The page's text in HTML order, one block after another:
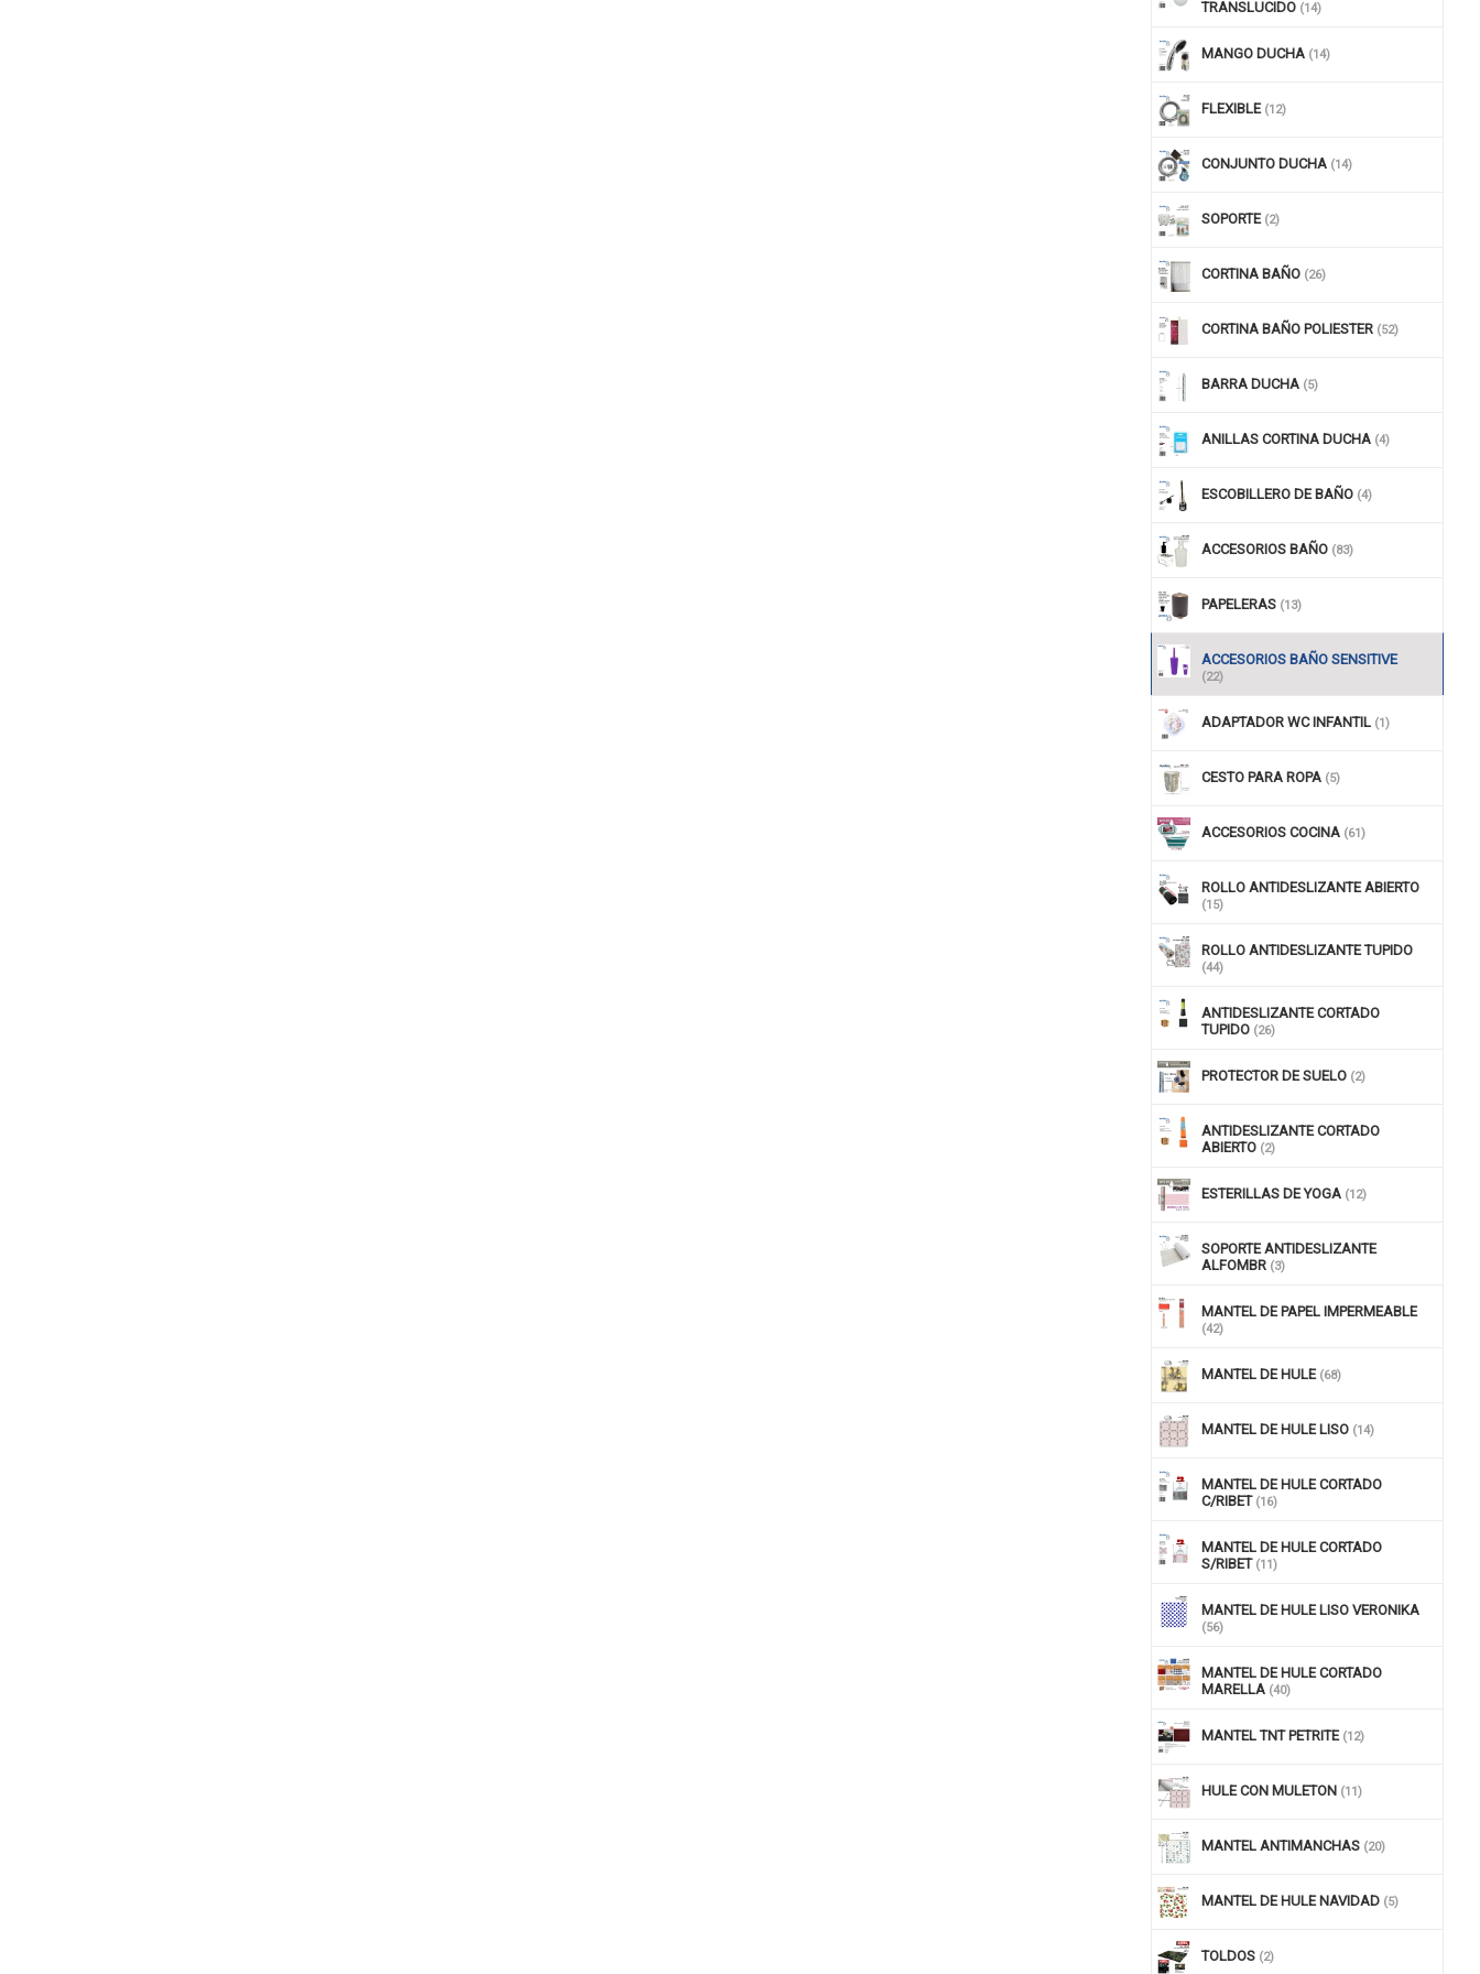
TRANSLUCIDO (14)
MANGO DUCHA (14)
FLEXIBLE (12)
CONJUNTO DUCHA (14)
SOPORTE (2)
CORTINA BAÑO (26)
CORTINA BAÑO POLIESTER (52)
BARRA DUCHA (5)
ANILLAS CORTINA DUCHA (4)
ESCOBILLERO DE BAÑO (4)
ACCESORIOS BAÑO (83)
PAPELERAS (13)
ACCESORIOS BAÑO SENSITIVE
(22)
ADAPTADOR WC INFANTIL (1)
CESTO PARA ROPA (5)
ACCESORIOS COCINA (61)
ROLLO ANTIDESLIZANTE ABIERTO
(15)
ROLLO ANTIDESLIZANTE TUPIDO
(44)
ANTIDESLIZANTE CORTADO
TUPIDO (26)
PROTECTOR DE SUELO (2)
ANTIDESLIZANTE CORTADO
ABIERTO (2)
ESTERILLAS DE YOGA (12)
SOPORTE ANTIDESLIZANTE
ALFOMBR (3)
MANTEL DE PAPEL IMPERMEABLE
(42)
MANTEL DE HULE (68)
MANTEL DE HULE LISO (14)
MANTEL DE HULE CORTADO
C/RIBET (16)
MANTEL DE HULE CORTADO
S/RIBET (11)
MANTEL DE HULE LISO VERONIKA
(56)
MANTEL DE HULE CORTADO
MARELLA (40)
MANTEL TNT PETRITE (12)
HULE CON MULETON (11)
MANTEL ANTIMANCHAS (20)
MANTEL DE HULE NAVIDAD (5)
TOLDOS (2)